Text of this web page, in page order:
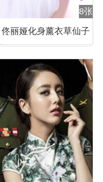
8张
佟丽娅化身薰衣草仙子